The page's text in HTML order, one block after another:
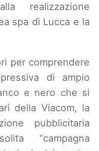
realizzazione
spa di Lucca e la
per comprendere
di ampio
e nero che si
della Viacom, la
pubblicitaria
“campagna